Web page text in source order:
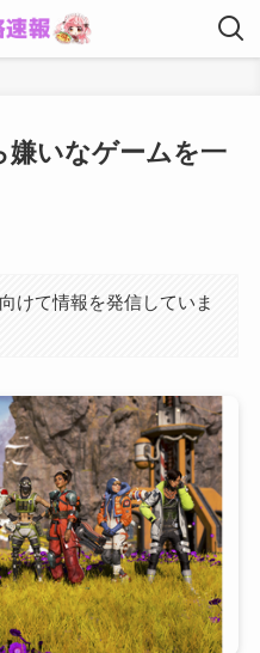
嫌いなゲームを一
けて情報を発信していま